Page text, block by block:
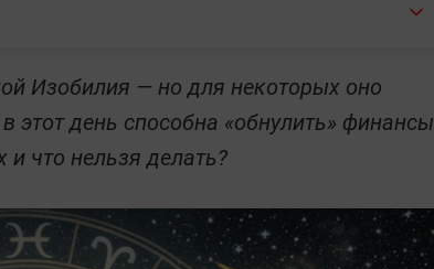
Изобилия — но для некоторых оно
день способна «обнулить» финансы
что нельзя делать?